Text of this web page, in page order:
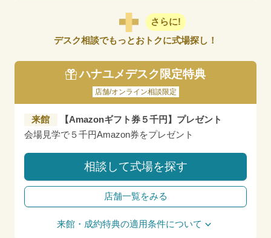
さらに!
デスク相談でもっとおトクに式場探し！
ハナユメデスク限定特典
店舗/オンライン相談限定
来館
【Amazonギフト券５千円】プレゼント
会場見学で５千円Amazon券をプレゼント
相談して式場を探す
店舗一覧をみる
来館・成約特典の適用条件について